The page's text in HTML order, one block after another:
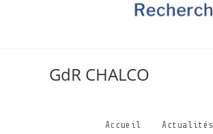
GdR CHALCO
Accueil Actualités